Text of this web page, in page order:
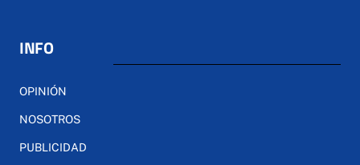
INFO
OPINIÓN
NOSOTROS
PUBLICIDAD